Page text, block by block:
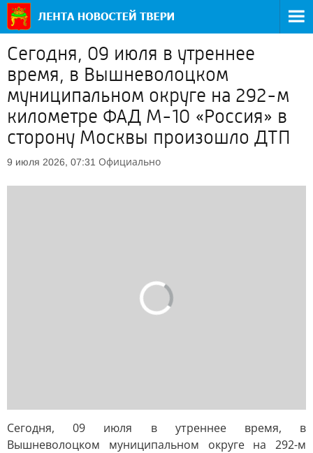
Сегодня, 09 июля в утреннее
время, в Вышневолоцком
муниципальном округе на 292-м
километре ФАД М-10 «Россия» в
сторону Москвы произошло ДТП
9 июля 2026, 07:31 Официально
Сегодня, 09 июля в утреннее время, в
Вышневолоцком муниципальном округе на 292-м